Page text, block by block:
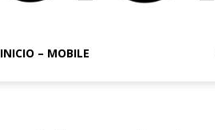
INICIO – MOBILE